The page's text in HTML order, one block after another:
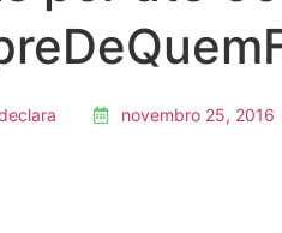
novembro 25, 2016